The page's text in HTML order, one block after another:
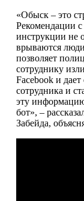
«Обыск – это
Рекомендации
инструкции не
врываются
позволяет
сотруднику
Facebook и
сотрудника и
эту
бот», –
Забейда,